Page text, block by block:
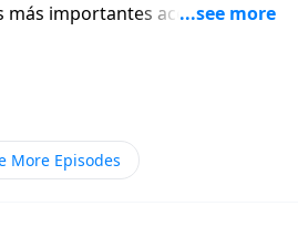
más importantes acerca de la
el pastor Adrián Rogers
de quien ORA es crucial
sean CONTESTADAS.
para orar?Jn. 15:16
More Episodes